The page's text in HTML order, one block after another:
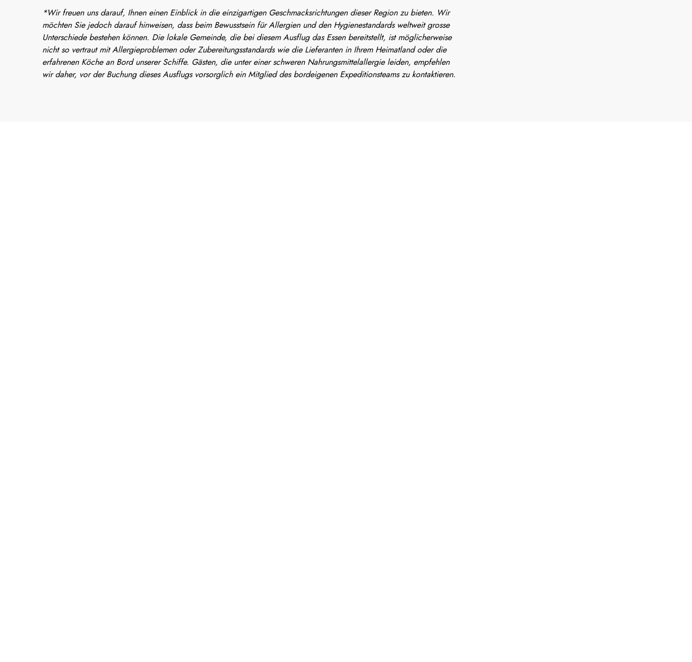
*Wir freuen uns darauf, Ihnen einen Einblick in die einzigartigen Geschmacksrichtungen dieser Region zu bieten. Wir
möchten Sie jedoch darauf hinweisen, dass beim Bewusstsein für Allergien und den Hygienestandards weltweit grosse
Unterschiede bestehen können. Die lokale Gemeinde, die bei diesem Ausflug das Essen bereitstellt, ist möglicherweise
nicht so vertraut mit Allergieproblemen oder Zubereitungsstandards wie die Lieferanten in Ihrem Heimatland oder die
erfahrenen Köche an Bord unserer Schiffe. Gästen, die unter einer schweren Nahrungsmittelallergie leiden, empfehlen
wir daher, vor der Buchung dieses Ausflugs vorsorglich ein Mitglied des bordeigenen Expeditionsteams zu kontaktieren.